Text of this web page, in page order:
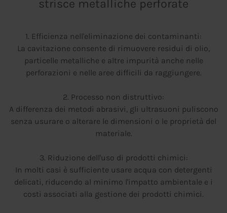
strisce metalliche perforate
1. Efficienza nell'eliminazione dei contaminanti:
La cavitazione consente di rimuovere residui di olio,
particelle metalliche e altre impurità anche nelle
perforazioni e nelle aree difficili da raggiungere.
2. Processo non distruttivo:
A differenza dei metodi abrasivi, gli ultrasuoni puliscono
senza usurare o alterare le dimensioni o le proprietà del
materiale.
3. Riduzione dell'uso di prodotti chimici:
In molti casi è sufficiente usare acqua con detergenti
delicati, riducendo al minimo l'impatto ambientale e i
costi associati alla gestione dei prodotti chimici.